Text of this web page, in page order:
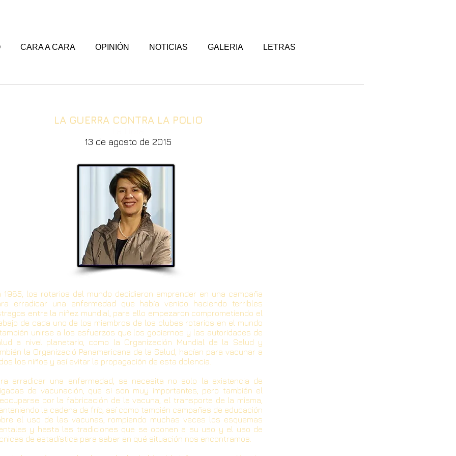
CARA A CARA OPINIÓN NOTICIAS GALERIA LETRAS
LA GUERRA CONTRA LA POLIO
13 de agosto de 2015
1985, los rotarios del mundo decidieron emprender en una campaña
erradicar una enfermedad que había venido haciendo terribles
entre la niñez mundial, para ello empezaron comprometiendo el
de cada uno de los miembros de los clubes rotarios en el mundo
unirse a los esfuerzos que los gobiernos y las autoridades de
a nivel planetario, como la Organización Mundial de la Salud y
la Organizació Panamericana de la Salud, hacían para vacunar a
los niños y así evitar la propagación de esta dolencia.
erradicar una enfermedad, se necesita no solo la existencia de
de vacunación, que si son muy importantes, pero también el
por la fabricación de la vacuna, el transporte de la misma,
la cadena de frío, así como también campañas de educación
el uso de las vacunas, rompiendo muchas veces los esquemas
y hasta las tradiciones que se oponen a su uso y el uso de
de estadística para saber en qué situación nos encontramos.